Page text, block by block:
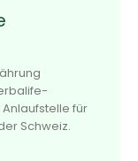
Anlaufstelle für
Schweiz.